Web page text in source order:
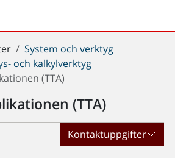
System och verktyg
och kalkylverktyg
(TTA)
(TTA)
Kontaktuppgifter